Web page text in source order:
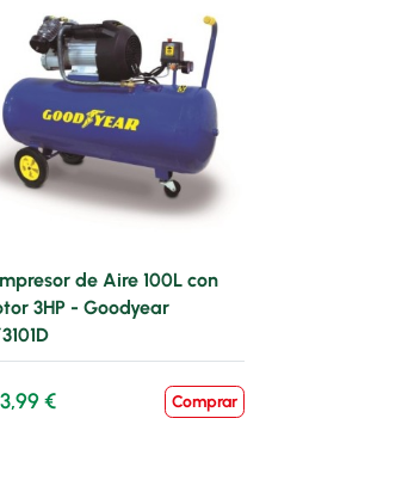
de Aire 100L con
3HP - Goodyear
€ Comprar